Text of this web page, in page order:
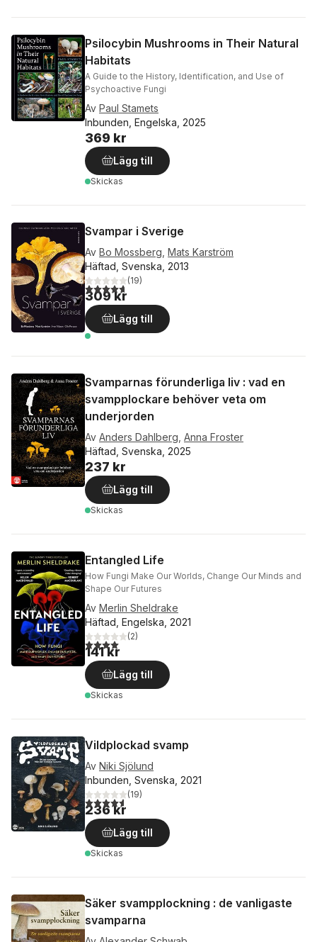
Psilocybin Mushrooms in Their Natural
Habitats
A Guide to the History, Identification, and Use of
Psychoactive Fungi
Av Paul Stamets
Inbunden, Engelska, 2025
369 kr
Lägg till
Skickas
Svampar i Sverige
Av Bo Mossberg Mats Karström
Häftad, Svenska, 2013
4,7utav 5 stjärnor. Totalt antal röster:
(19)
309 kr
Lägg till
Svamparnas förunderliga liv : vad en
svampplockare behöver veta om
underjorden
Av Anders Dahlberg Anna Froster
Häftad, Svenska, 2025
237 kr
Lägg till
Skickas
Entangled Life
How Fungi Make Our Worlds, Change Our Minds and
Shape Our Futures
Av Merlin Sheldrake
Häftad, Engelska, 2021
4,0utav 5 stjärnor. Totalt antal röster:
(2)
141 kr
Lägg till
Skickas
Vildplockad svamp
Av Niki Sjölund
Inbunden, Svenska, 2021
4,6utav 5 stjärnor. Totalt antal röster:
(19)
236 kr
Lägg till
Skickas
Säker svampplockning : de vanligaste
svamparna